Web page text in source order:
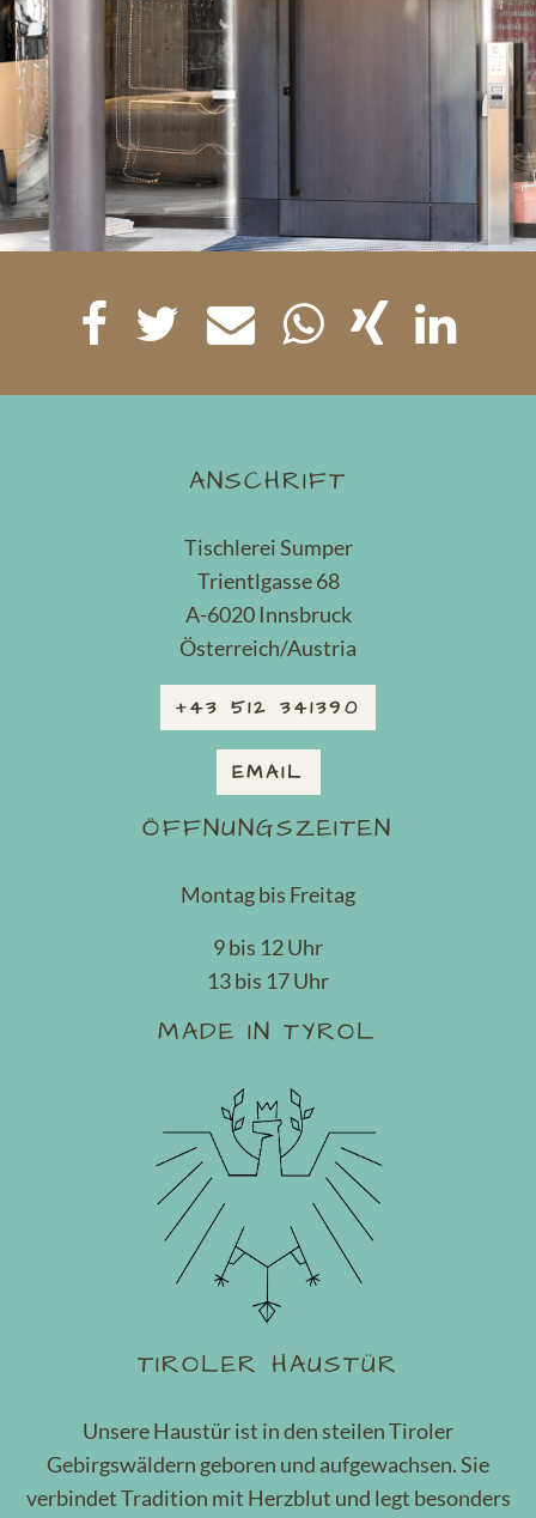
ANSCHRIFT
Tischlerei Sumper
Trientlgasse 68
A-6020 Innsbruck
Österreich/Austria
+43 512 341390
EMAIL
ÖFFNUNGSZEITEN
Montag bis Freitag
9 bis 12 Uhr
13 bis 17 Uhr
MADE IN TYROL
TIROLER HAUSTÜR
Unsere Haustür ist in den steilen Tiroler
Gebirgswäldern geboren und aufgewachsen. Sie
verbindet Tradition mit Herzblut und legt besonders